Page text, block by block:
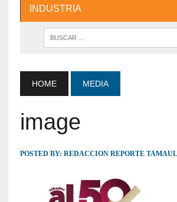
INDUSTRIA
HOME MEDIA
image
POSTED BY: REDACCION REPORTE